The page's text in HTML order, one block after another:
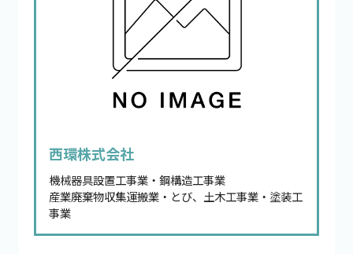
西環株式会社
機械器具設置工事業・鋼構造工事業
産業廃棄物収集運搬業・とび、土木工事業・塗装工
事業